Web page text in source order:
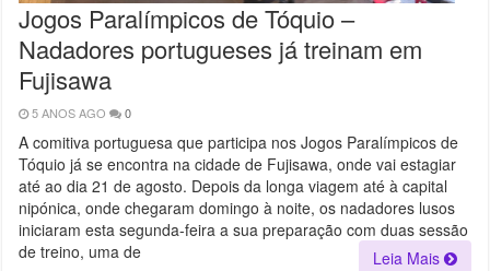
Jogos Paralímpicos de Tóquio –
Nadadores portugueses já treinam em
Fujisawa
5 ANOS AGO 0
A comitiva portuguesa que participa nos Jogos Paralímpicos de
Tóquio já se encontra na cidade de Fujisawa, onde vai estagiar
até ao dia 21 de agosto. Depois da longa viagem até à capital
nipónica, onde chegaram domingo à noite, os nadadores lusos
iniciaram esta segunda-feira a sua preparação com duas sessão
de treino, uma de
Leia Mais